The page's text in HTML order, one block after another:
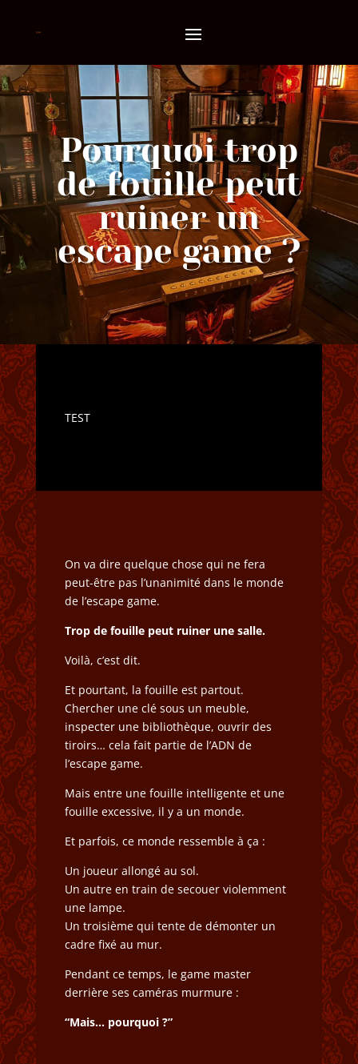
Pourquoi trop
de fouille peut
ruiner un
escape game ?
TEST
On va dire quelque chose qui ne fera
peut-être pas l’unanimité dans le monde
de l’escape game.
Trop de fouille peut ruiner une salle.
Voilà, c’est dit.
Et pourtant, la fouille est partout.
Chercher une clé sous un meuble,
inspecter une bibliothèque, ouvrir des
tiroirs… cela fait partie de l’ADN de
l’escape game.
Mais entre une fouille intelligente et une
fouille excessive, il y a un monde.
Et parfois, ce monde ressemble à ça :
Un joueur allongé au sol.
Un autre en train de secouer violemment
une lampe.
Un troisième qui tente de démonter un
cadre fixé au mur.
Pendant ce temps, le game master
derrière ses caméras murmure :
“Mais… pourquoi ?”